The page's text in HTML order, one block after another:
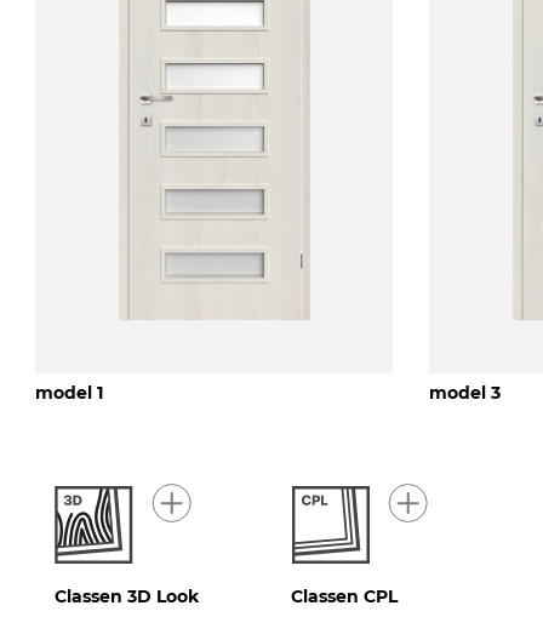
model 1 model 3
Classen 3D Look Classen CPL